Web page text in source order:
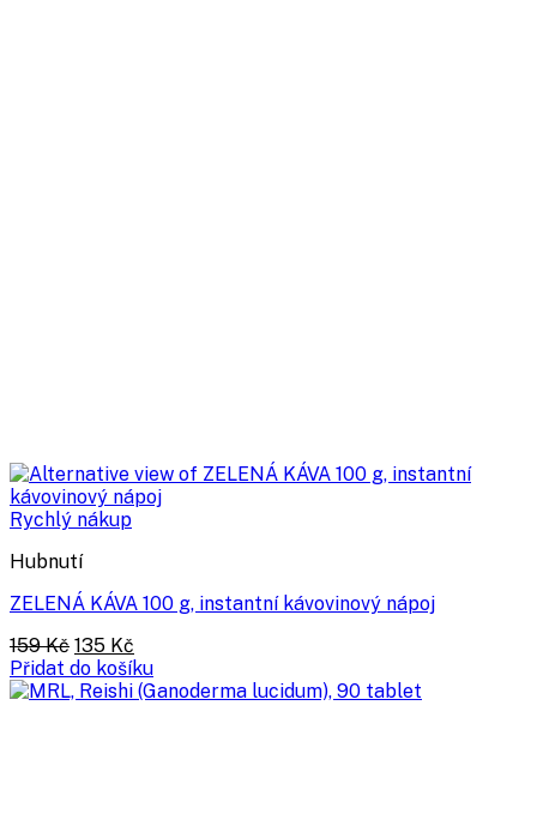
Rychlý nákup
Hubnutí
ZELENÁ KÁVA 100 g, instantní kávovinový nápoj
159Kč Původní
cena
byla:
135 Kč
cena
je:
Přidat do košíku